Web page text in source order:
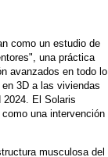
como un estudio de
una práctica
avanzados en todo lo
3D a las viviendas
2024. El Solaris
una intervención
musculosa del